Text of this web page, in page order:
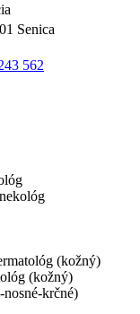
Senica
562
(kožný)
(kožný)
krčné)